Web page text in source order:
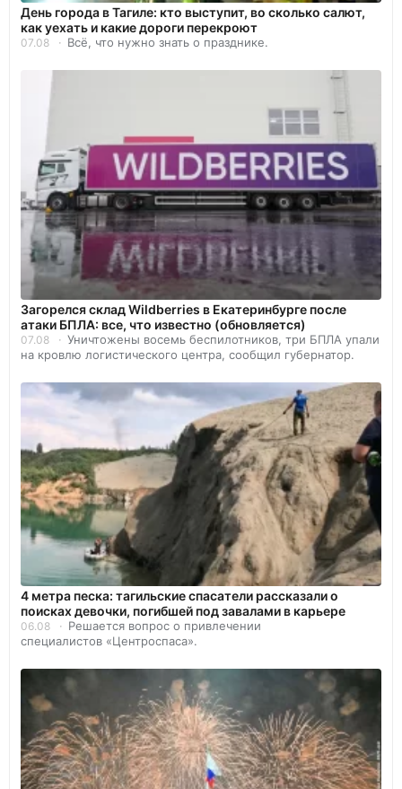
День города в Тагиле: кто выступит, во сколько салют,
как уехать и какие дороги перекроют
07.08 Всё, что нужно знать о празднике.
Загорелся склад Wildberries в Екатеринбурге после
атаки БПЛА: все, что известно (обновляется)
07.08
Уничтожены восемь беспилотников, три БПЛА упали
на кровлю логистического центра, сообщил губернатор.
4 метра песка: тагильские спасатели рассказали о
поисках девочки, погибшей под завалами в карьере
06.08
Решается вопрос о привлечении
специалистов «Центроспаса».